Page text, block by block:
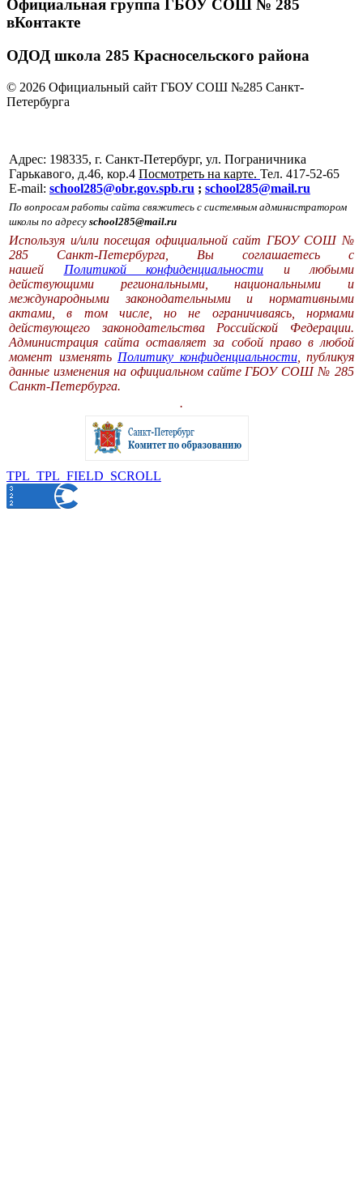
Официальная группа ГБОУ СОШ № 285
вКонтакте
ОДОД школа 285 Красносельского района
© 2026 Официальный сайт ГБОУ СОШ №285 Санкт-
Петербурга
Адрес: 198335, г. Санкт-Петербург, ул. Пограничника
Гарькавого, д.46, кор.4 Посмотреть на карте. Тел. 417-52-65
E-mail: school285@obr.gov.spb.ru ; school285@mail.ru
По вопросам работы сайта свяжитесь с системным администратором
школы по адресу school285@mail.ru
Используя и/или посещая официальной сайт ГБОУ СОШ №
285 Санкт-Петербурга, Вы соглашаетесь с
нашей Политикой конфиденциальности и любыми
действующими региональными, национальными и
международными законодательными и нормативными
актами, в том числе, но не ограничиваясь, нормами
действующего законодательства Российской Федерации.
Администрация сайта оставляет за собой право в любой
момент изменять Политику конфиденциальности, публикуя
данные изменения на официальном сайте ГБОУ СОШ № 285
Санкт-Петербурга.
.
TPL_TPL_FIELD_SCROLL